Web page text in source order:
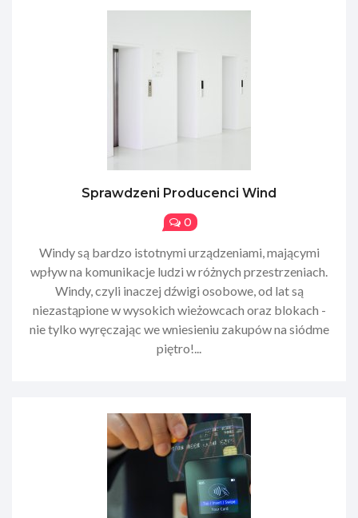
Sprawdzeni Producenci Wind
0
Windy są bardzo istotnymi urządzeniami, mającymi
wpływ na komunikacje ludzi w różnych przestrzeniach.
Windy, czyli inaczej dźwigi osobowe, od lat są
niezastąpione w wysokich wieżowcach oraz blokach -
nie tylko wyręczając we wniesieniu zakupów na siódme
piętro!...